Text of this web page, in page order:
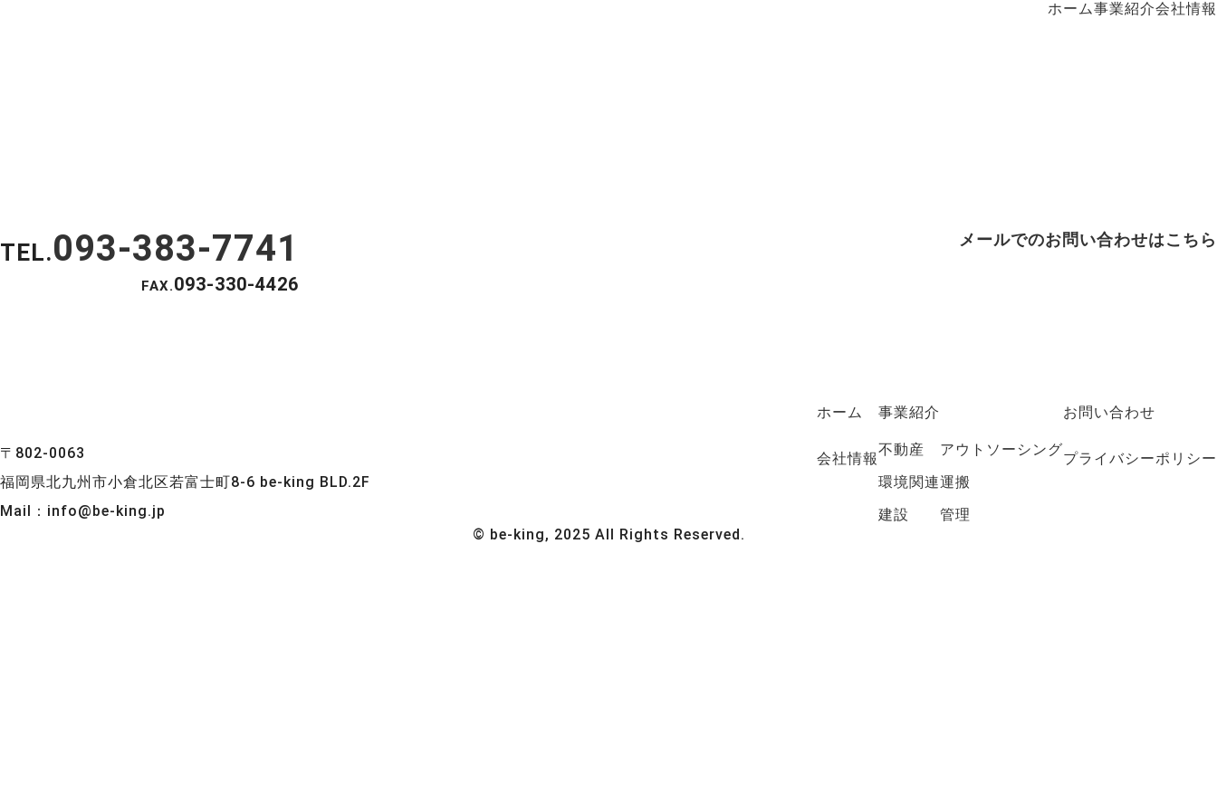
ホーム事業紹介会社情報
TEL.093-383-7741
FAX.093-330-4426
メールでのお問い合わせはこちら
〒802-0063
福岡県北九州市小倉北区若富士町8-6 be-king BLD.2F
Mail：info@be-king.jp
ホーム
会社情報
事業紹介
不動産
環境関連
建設
アウトソーシング
運搬
管理
お問い合わせ
プライバシーポリシー
© be-king, 2025 All Rights Reserved.